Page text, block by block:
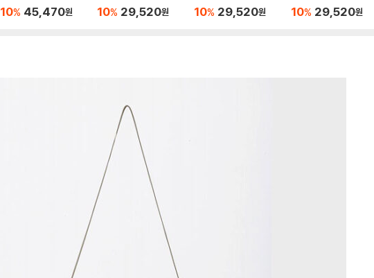
付きで新登場！ 2W
10% 45,470원
能レジャ-バッグB
10% 29,520원
能レジャ-バッグB
10% 29,520원
能レジャ-バッグB
10% 29,520원